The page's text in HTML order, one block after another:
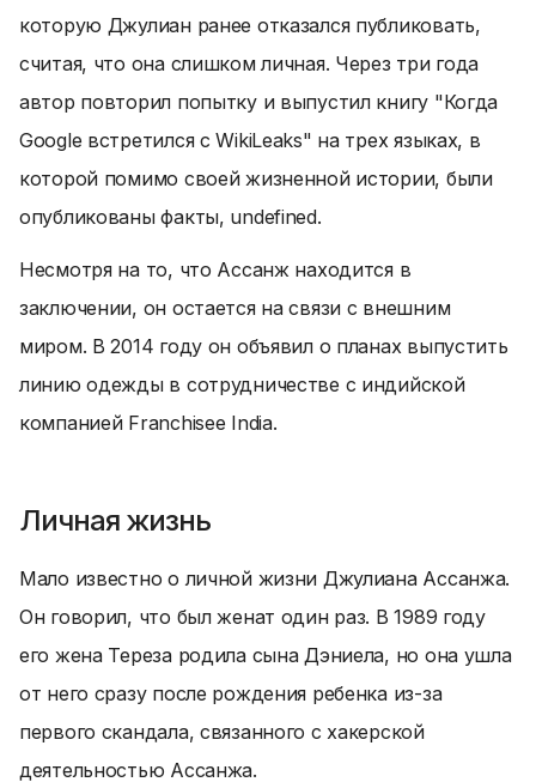
которую Джулиан ранее отказался публиковать,
считая, что она слишком личная. Через три года
автор повторил попытку и выпустил книгу "Когда
Google встретился с WikiLeaks" на трех языках, в
которой помимо своей жизненной истории, были
опубликованы факты, undefined.
Несмотря на то, что Ассанж находится в
заключении, он остается на связи с внешним
миром. В 2014 году он объявил о планах выпустить
линию одежды в сотрудничестве с индийской
компанией Franchisee India.
Личная жизнь
Мало известно о личной жизни Джулиана Ассанжа.
Он говорил, что был женат один раз. В 1989 году
его жена Тереза родила сына Дэниела, но она ушла
от него сразу после рождения ребенка из-за
первого скандала, связанного с хакерской
деятельностью Ассанжа.